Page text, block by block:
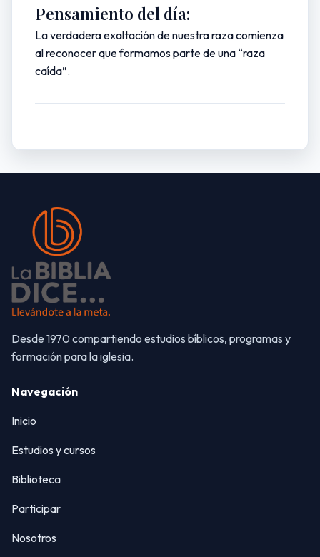
Pensamiento del día:
La verdadera exaltación de nuestra raza comienza
al reconocer que formamos parte de una “raza
caída”.
Desde 1970 compartiendo estudios bíblicos, programas y
formación para la iglesia.
Navegación
Inicio
Estudios y cursos
Biblioteca
Participar
Nosotros